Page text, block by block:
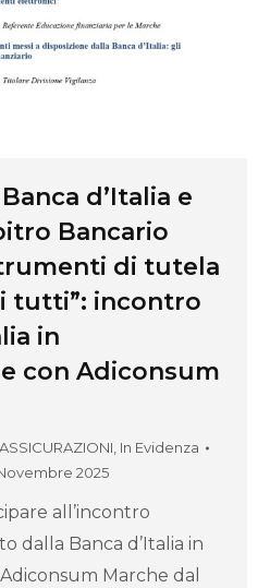
d’Italia e
Bancario
di tutela
tutti”: incontro
in
con Adiconsum
, In Evidenza
2025
all’incontro
dalla Banca d’Italia in
Marche dal